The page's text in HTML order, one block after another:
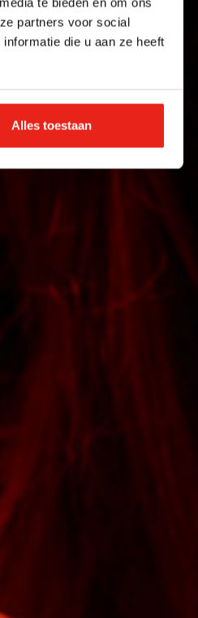
partners voor social
die u aan ze heeft
Alles toestaan